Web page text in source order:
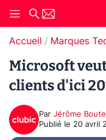
Accueil Marques
Microsoft
clients d'ici
Par Jérôme
Publié le 20 avril